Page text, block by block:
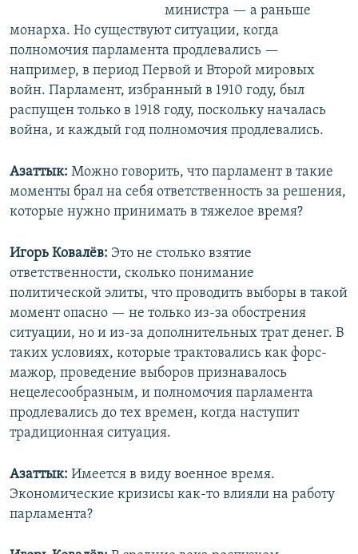
министра — а раньше
монарха. Но существуют ситуации, когда
полномочия парламента продлевались —
например, в период Первой и Второй мировых
войн. Парламент, избранный в 1910 году, был
распущен только в 1918 году, поскольку началась
война, и каждый год полномочия продлевались.
Азаттык: Можно говорить, что парламент в такие
моменты брал на себя ответственность за решения,
которые нужно принимать в тяжелое время?
Игорь Ковалёв: Это не столько взятие
ответственности, сколько понимание
политической элиты, что проводить выборы в такой
момент опасно — не только из-за обострения
ситуации, но и из-за дополнительных трат денег. В
таких условиях, которые трактовались как форс-
мажор, проведение выборов признавалось
нецелесообразным, и полномочия парламента
продлевались до тех времен, когда наступит
традиционная ситуация.
Азаттык: Имеется в виду военное время.
Экономические кризисы как-то влияли на работу
парламента?